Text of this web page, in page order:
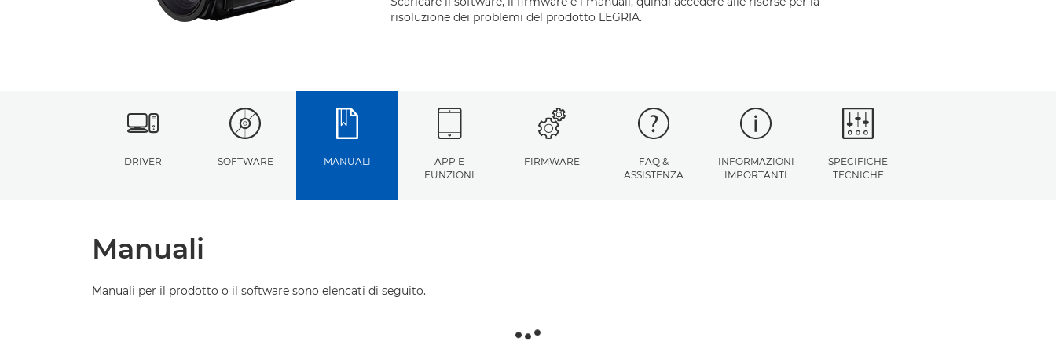
risoluzione dei problemi del prodotto LEGRIA.
DRIVER SOFTWARE MANUALI
APP E
FUNZIONI
FIRMWARE
FAQ &
ASSISTENZA
INFORMAZIONI
IMPORTANTI
SPECIFICHE
TECNICHE
Manuali
Manuali per il prodotto o il software sono elencati di seguito.